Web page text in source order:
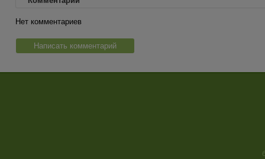
Нет комментариев
Написать комментарий